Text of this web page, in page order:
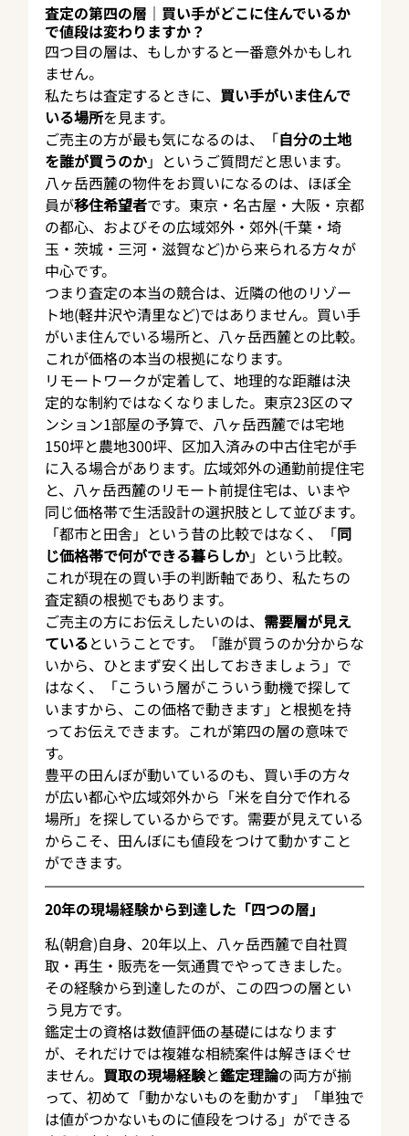
査定の第四の層｜買い手がどこに住んでいるか
で値段は変わりますか？
四つ目の層は、もしかすると一番意外かもしれ
ません。
私たちは査定するときに、 買い手がいま住んで
いる場所を見ます。
ご売主の方が最も気になるのは、「自分の土地
を誰が買うのか」というご質問だと思います。
八ヶ岳西麓の物件をお買いになるのは、ほぼ全
員が移住希望者です。東京・名古屋・大阪・京都
の都心、およびその広域郊外・郊外(千葉・埼
玉・茨城・三河・滋賀など)から来られる方々が
中心です。
つまり査定の本当の競合は、近隣の他のリゾー
ト地(軽井沢や清里など)ではありません。買い手
がいま住んでいる場所と、八ヶ岳西麓との比較。
これが価格の本当の根拠になります。
リモートワークが定着して、地理的な距離は決
定的な制約ではなくなりました。東京23区のマ
ンション1部屋の予算で、八ヶ岳西麓では宅地
150坪と農地300坪、区加入済みの中古住宅が手
に入る場合があります。広域郊外の通勤前提住宅
と、八ヶ岳西麓のリモート前提住宅は、いまや
同じ価格帯で生活設計の選択肢として並びます。
「都市と田舎」という昔の比較ではなく、「同
じ価格帯で何ができる暮らしか」という比較。
これが現在の買い手の判断軸であり、私たちの
査定額の根拠でもあります。
ご売主の方にお伝えしたいのは、 需要層が見え
ているということです。「誰が買うのか分からな
いから、ひとまず安く出しておきましょう」で
はなく、「こういう層がこういう動機で探して
いますから、この価格で動きます」と根拠を持
ってお伝えできます。これが第四の層の意味で
す。
豊平の田んぼが動いているのも、買い手の方々
が広い都心や広域郊外から「米を自分で作れる
場所」を探しているからです。需要が見えている
からこそ、田んぼにも値段をつけて動かすこと
ができます。
20年の現場経験から到達した「四つの層」
私(朝倉)自身、20年以上、八ヶ岳西麓で自社買
取・再生・販売を一気通貫でやってきました。
その経験から到達したのが、この四つの層とい
う見方です。
鑑定士の資格は数値評価の基礎にはなります
が、それだけでは複雑な相続案件は解きほぐせ
ません。 買取の現場経験と鑑定理論の両方が揃
って、初めて「動かないものを動かす」「単独で
は値がつかないものに値段をつける」ができる